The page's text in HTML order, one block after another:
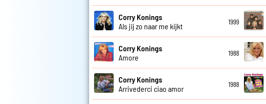
Corry Konings
Als jij zo naar me kijkt
1999
Corry Konings
Amore
1988
Corry Konings
Arrivederci ciao amor
1988